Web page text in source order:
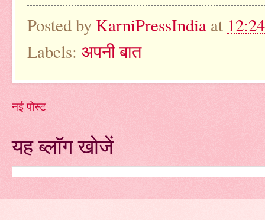
Posted by KarniPressIndia at
Labels: अपनी बात
नई पोस्ट
यह ब्लॉग खोजें